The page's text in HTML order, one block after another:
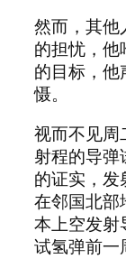
然而，其他
的担忧，他
的目标，他
慑。
视而不见周
射程的导弹
的证实，发
在邻国北部
本上空发射
试氢弹前一